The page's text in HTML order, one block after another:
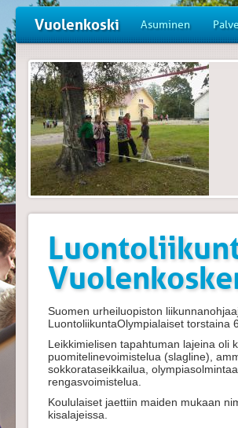
Vuolenkoski Asuminen
Suomen urheiluopiston
LuontoliikuntaOlympialaiset torstaina
Leikkimielisen tapahtuman lajeina oli
puomitelinevoimistelua (slagline),
sokkorataseikkailua,
rengasvoimistelua.
Koululaiset jaettiin maiden mukaan
kisalajeissa.